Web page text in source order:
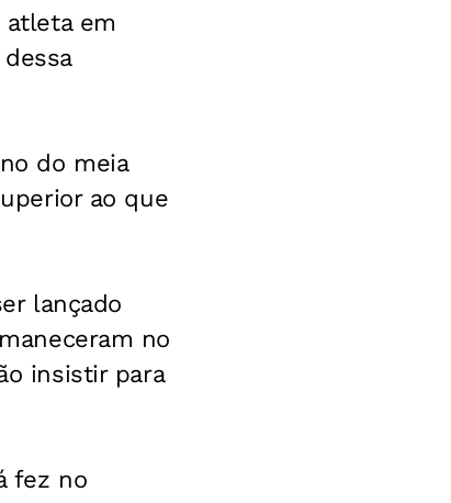
em
do meia
ao que
lançado
no
insistir para
fez no